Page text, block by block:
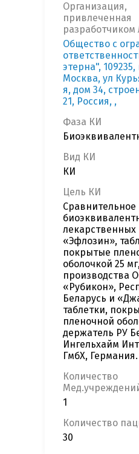
Организация,
привлеченная
разработчиком
Общество с
этерна",
Москва, ул
я, дом 34,
21, Россия, ,
Фаза КИ
Вид КИ
КИ
Цель КИ
Сравнительное
лекарственных
«Эфлозин»,
покрытые
оболочкой 25
производства
«Рубикон»,
Беларусь и
таблетки,
пленочной
держатель РУ
Ингельхайм
ГмбХ, Германия.
Количество
1
Количество
30